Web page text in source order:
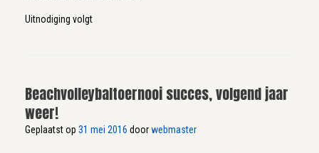
Uitnodiging volgt
Beachvolleybaltoernooi succes, volgend jaar
weer!
Geplaatst op 31 mei 2016 doorwebmaster